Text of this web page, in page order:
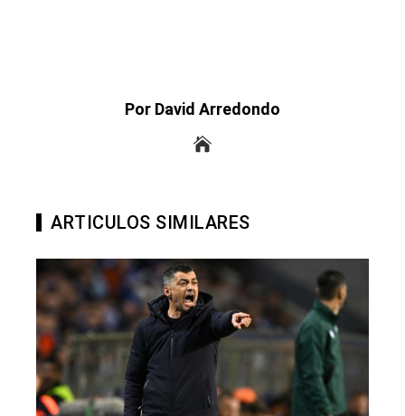
Por David Arredondo
ARTICULOS SIMILARES